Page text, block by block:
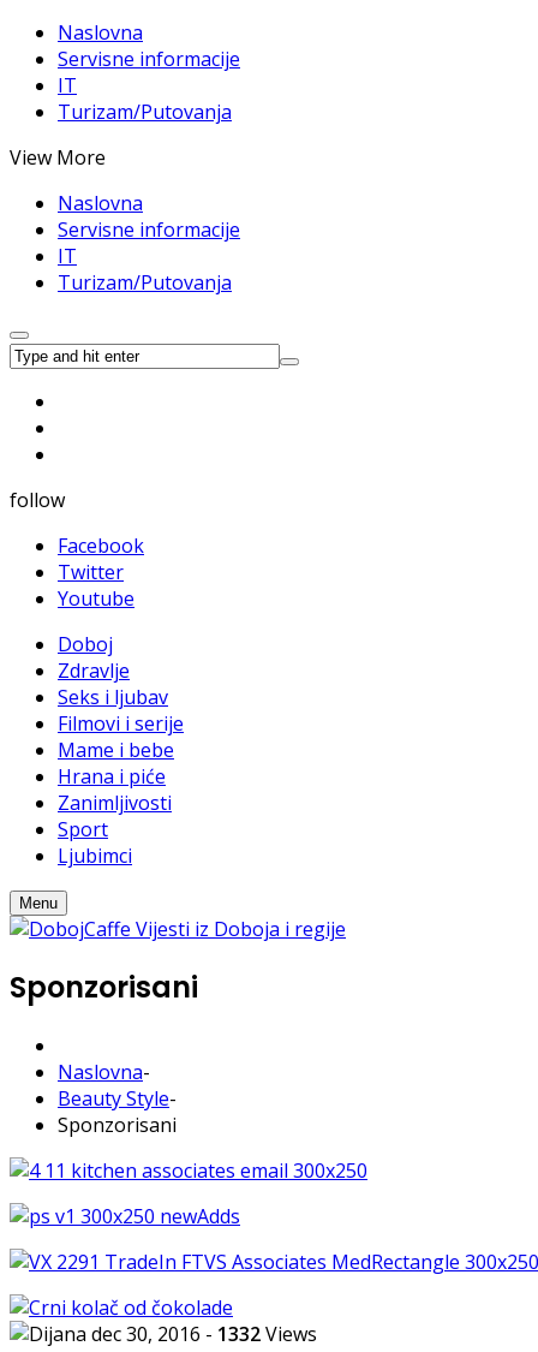
Naslovna
Servisne informacije
IT
Turizam/Putovanja
View More
Naslovna
Servisne informacije
IT
Turizam/Putovanja
follow
Facebook
Twitter
Youtube
Doboj
Zdravlje
Seks i ljubav
Filmovi i serije
Mame i bebe
Hrana i piće
Zanimljivosti
Sport
Ljubimci
Menu
Sponzorisani
Naslovna-
Beauty Style-
Sponzorisani
dec 30, 2016 - 1332Views